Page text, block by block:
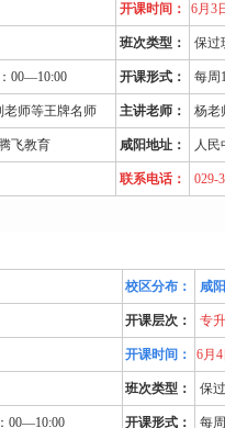
开课时间： 6月3
班次类型： 保过
00—10:00 开课形式 ： 每周
老师等王牌名师 主讲老师： 杨老
飞教育 咸阳地址： 人民
联系电话： 029-
校区分布： 咸
开课层次： 专
开课时间： 6月
班次类型： 保
00—10:00 开课形式 ： 每